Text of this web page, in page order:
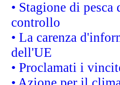
• Stagione di
controllo
• La carenza
dell'UE
• Proclamati i